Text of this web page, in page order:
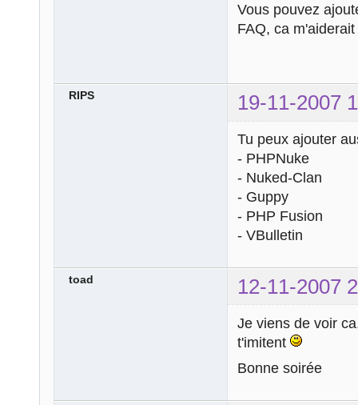
Vous pouvez
FAQ, ca m'aiderait
RIPS 19-11-2007
Tu peux ajouter
- PHPNuke
- Nuked-Clan
- Guppy
- PHP Fusion
- VBulletin
toad 12-11-2007
Je viens de voir
t'imitent
Bonne soirée